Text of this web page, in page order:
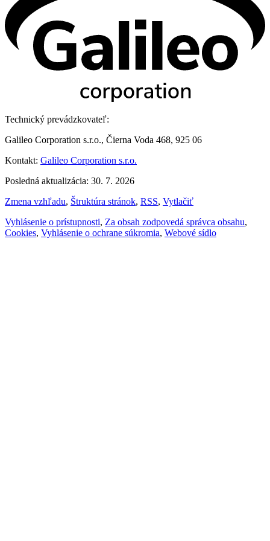
Technický prevádzkovateľ:
Galileo Corporation s.r.o., Čierna Voda 468, 925 06
Kontakt: Galileo Corporation s.r.o.
Posledná aktualizácia: 30. 7. 2026
Zmena vzhľadu, Štruktúra stránok, RSS, Vytlačiť
Vyhlásenie o prístupnosti, Za obsah zodpovedá správca obsahu,
Cookies, Vyhlásenie o ochrane súkromia, Webové sídlo